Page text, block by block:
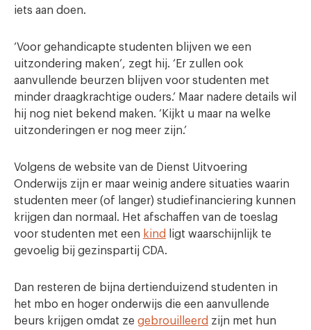
iets aan doen.
‘Voor gehandicapte studenten blijven we een
uitzondering maken’, zegt hij. ‘Er zullen ook
aanvullende beurzen blijven voor studenten met
minder draagkrachtige ouders.’ Maar nadere details wil
hij nog niet bekend maken. ‘Kijkt u maar na welke
uitzonderingen er nog meer zijn.’
Volgens de website van de Dienst Uitvoering
Onderwijs zijn er maar weinig andere situaties waarin
studenten meer (of langer) studiefinanciering kunnen
krijgen dan normaal. Het afschaffen van de toeslag
voor studenten met een kind
ligt waarschijnlijk te
gevoelig bij gezinspartij CDA.
Dan resteren de bijna dertienduizend studenten in
het mbo en hoger onderwijs die een aanvullende
beurs krijgen omdat ze gebrouilleerd zijn met hun